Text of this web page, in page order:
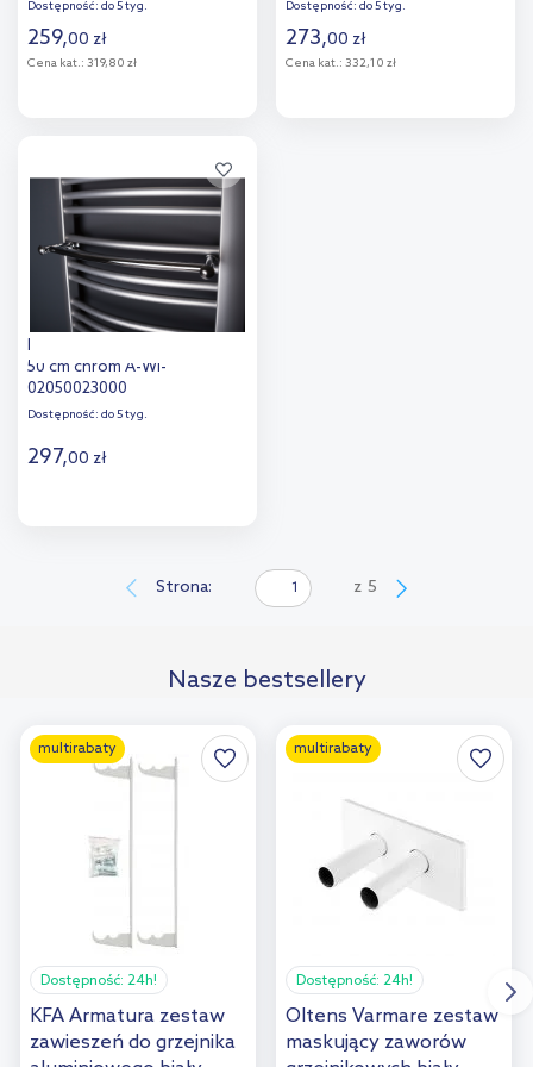
Dostępność: do 5 tyg.
259,00 zł
Cena kat.: 319,80 zł
porównania
Dostępność: do 5 tyg.
273,00 zł
Cena kat.: 332,10 zł
Enix HD wieszak grzejnikowy
50 cm chrom A-WI-
02050023000
Dostępność: do 5 tyg.
297,00 zł
Strona: z 5
Nasze bestsellery
multirabaty
Dostępność: 24h!
KFA Armatura zestaw
zawieszeń do grzejnika
multirabaty
Dostępność: 24h!
Oltens Varmare zestaw
maskujący zaworów